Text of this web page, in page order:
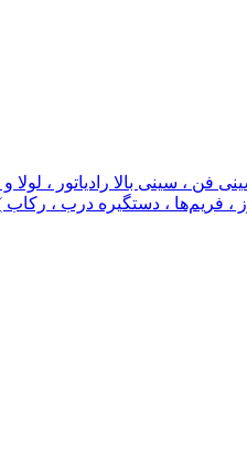
فن ، سینی بالا رادیاتور ،
، فریم‌ها ، دستگیره درب ، رکاب